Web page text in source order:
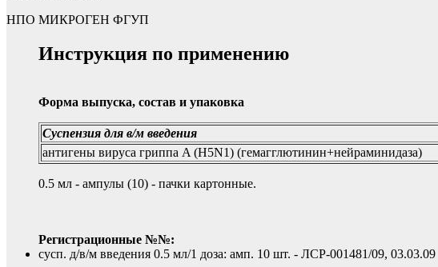
НПО МИКРОГЕН ФГУП
Инструкция по применению
Форма выпуска, состав и упаковка
Суспензия для в/м введения
антигены вируса гриппа A (H5N1) (гемагглютинин+нейраминидаза)
0.5 мл - ампулы (10) - пачки картонные.
Регистрационные №№:
сусп. д/в/м введения 0.5 мл/1 доза: амп. 10 шт. - ЛСР-001481/09, 03.03.09